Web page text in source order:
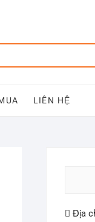
LIÊN HỆ
Địa